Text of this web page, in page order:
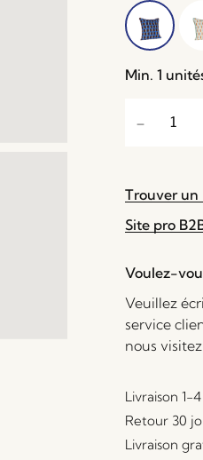
Min. 1
Trouver un
Site pro
Voulez-
Veuillez
service
nous
Livraison 1-
Retour 30
Livraison